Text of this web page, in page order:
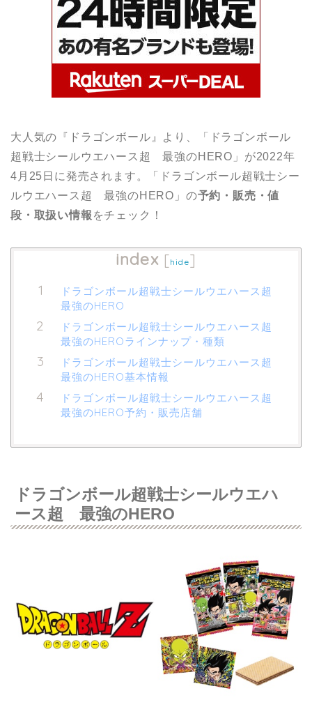
大人気の『ドラゴンボール』より、「ドラゴンボール
超戦士シールウエハース超 最強のHERO」が2022年
4月25日に発売されます。「ドラゴンボール超戦士シー
ルウエハース超 最強のHERO」の予約・販売・値
段・取扱い情報 をチェック！
index [hide]
ドラゴンボール超戦士シールウエハース超
最強のHERO
ドラゴンボール超戦士シールウエハース超
最強のHEROラインナップ・種類
ドラゴンボール超戦士シールウエハース超
最強のHERO基本情報
ドラゴンボール超戦士シールウエハース超
最強のHERO予約・販売店舗
ドラゴンボール超戦士シールウエハ
ース超 最強のHERO